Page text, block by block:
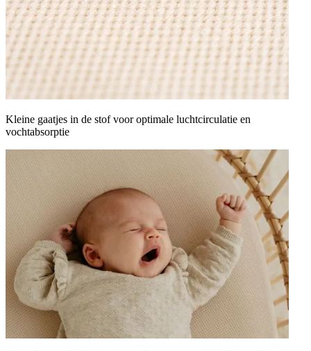
Kleine gaatjes in de stof voor optimale luchtcirculatie en
vochtabsorptie